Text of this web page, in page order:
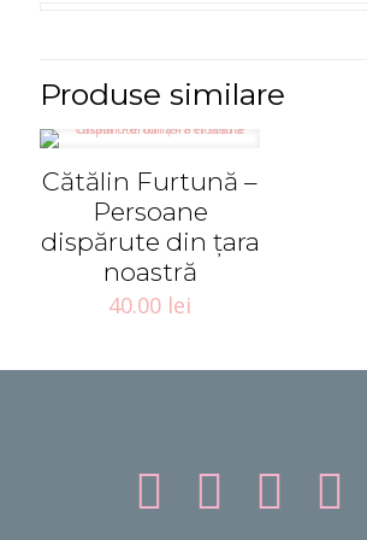
Produse similare
Cătălin Furtună –
Persoane
dispărute din țara
noastră
40.00 lei